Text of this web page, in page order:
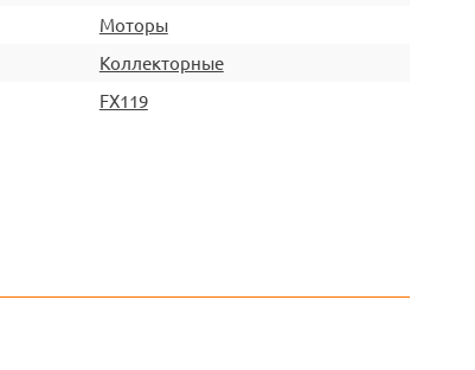
Моторы
Коллекторные
FX119